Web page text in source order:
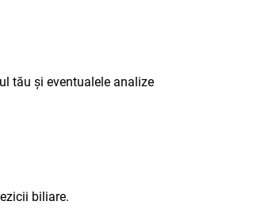
tău și eventualele analize
biliare.